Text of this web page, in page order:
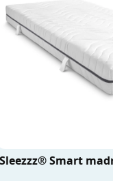
Sleezzz® Smart